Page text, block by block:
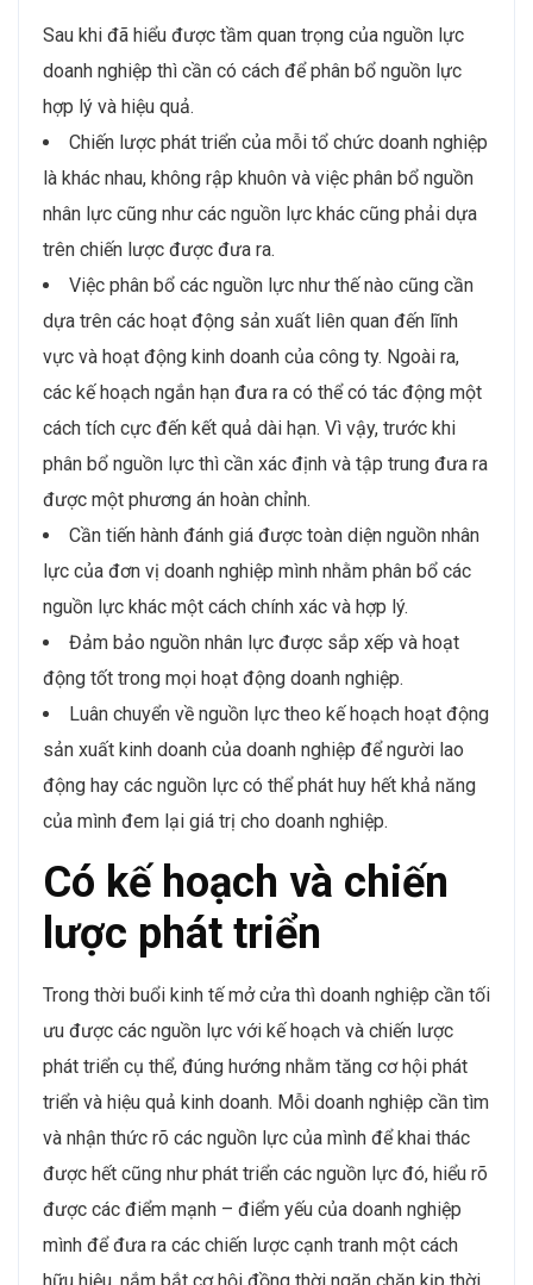
Sau khi đã hiểu được tầm quan trọng của nguồn lực
doanh nghiệp thì cần có cách để phân bổ nguồn lực
hợp lý và hiệu quả.
Chiến lược phát triển của mỗi tổ chức doanh nghiệp
là khác nhau, không rập khuôn và việc phân bổ nguồn
nhân lực cũng như các nguồn lực khác cũng phải dựa
trên chiến lược được đưa ra.
Việc phân bổ các nguồn lực như thế nào cũng cần
dựa trên các hoạt động sản xuất liên quan đến lĩnh
vực và hoạt động kinh doanh của công ty. Ngoài ra,
các kế hoạch ngắn hạn đưa ra có thể có tác động một
cách tích cực đến kết quả dài hạn. Vì vậy, trước khi
phân bổ nguồn lực thì cần xác định và tập trung đưa ra
được một phương án hoàn chỉnh.
Cần tiến hành đánh giá được toàn diện nguồn nhân
lực của đơn vị doanh nghiệp mình nhằm phân bổ các
nguồn lực khác một cách chính xác và hợp lý.
Đảm bảo nguồn nhân lực được sắp xếp và hoạt
động tốt trong mọi hoạt động doanh nghiệp.
Luân chuyển về nguồn lực theo kế hoạch hoạt động
sản xuất kinh doanh của doanh nghiệp để người lao
động hay các nguồn lực có thể phát huy hết khả năng
của mình đem lại giá trị cho doanh nghiệp.
Có kế hoạch và chiến
lược phát triển
Trong thời buổi kinh tế mở cửa thì doanh nghiệp cần tối
ưu được các nguồn lực với kế hoạch và chiến lược
phát triển cụ thể, đúng hướng nhằm tăng cơ hội phát
triển và hiệu quả kinh doanh. Mỗi doanh nghiệp cần tìm
và nhận thức rõ các nguồn lực của mình để khai thác
được hết cũng như phát triển các nguồn lực đó, hiểu rõ
được các điểm mạnh – điểm yếu của doanh nghiệp
mình để đưa ra các chiến lược cạnh tranh một cách